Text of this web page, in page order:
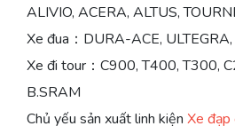
ALIVIO, ACERA, ALTUS,
Xe đua：DURA-ACE,
Xe đi tour：C900, T400, T300,
B.SRAM
Chủ yếu sản xuất linh kiện Xe đạp